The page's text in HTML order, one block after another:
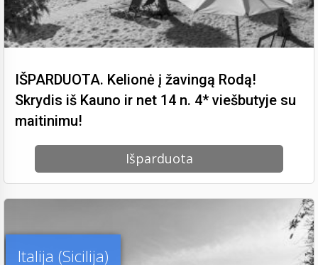
IŠPARDUOTA. Kelionė į žavingą Rodą!
Skrydis iš Kauno ir net 14 n. 4* viešbutyje su
maitinimu!
Išparduota
Italija (Sicilija)